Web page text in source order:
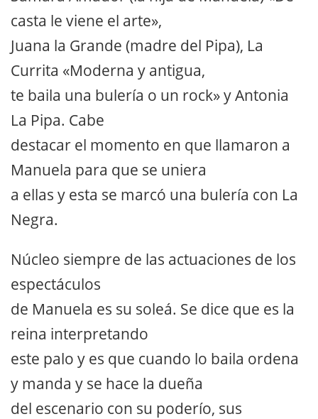
casta le viene el arte»,
Juana la Grande (madre del Pipa), La
Currita «Moderna y antigua,
te baila una bulería o un rock» y Antonia
La Pipa. Cabe
destacar el momento en que llamaron a
Manuela para que se uniera
a ellas y esta se marcó una bulería con La
Negra.
Núcleo siempre de las actuaciones de los
espectáculos
de Manuela es su soleá. Se dice que es la
reina interpretando
este palo y es que cuando lo baila ordena
y manda y se hace la dueña
del escenario con su poderío, sus